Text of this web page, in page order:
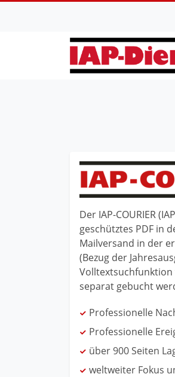
Der IAP-COURIER
geschütztes PDF in
Mailversand in der
(Bezug der
Volltextsuchfunktion
separat gebucht
Professionelle
Professionelle
über 900 Seiten
weltweiter Fokus